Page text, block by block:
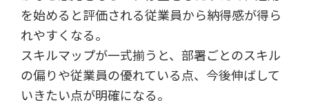
を始めると評価される従業員から納得感が得ら
れやすくなる。
スキルマップが一式揃うと、部署ごとのスキル
の偏りや従業員の優れている点、今後伸ばして
いきたい点が明確になる。